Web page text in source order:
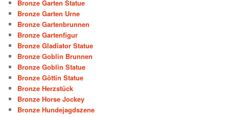
Bronze Garten Statue
Bronze Garten Urne
Bronze Gartenbrunnen
Bronze Gartenfigur
Bronze Gladiator Statue
Bronze Goblin Brunnen
Bronze Goblin Statue
Bronze Göttin Statue
Bronze Herzstück
Bronze Horse Jockey
Bronze Hundejagdszene